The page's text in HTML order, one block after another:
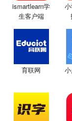
ismartlearn学
生客户端
育联网